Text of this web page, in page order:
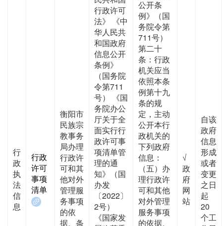
行
政
执
法
信
息
行政
许可
事项
清单
衡阳市
民族宗
教事务
局办理
行政许
可和其
他对外
管理服
务事项
的依
据、条
行政许可
法》 《中
华人民共
和国政府
信息公开
条例》
（国务院
令第711
号） 《国
务院办公
厅关于全
面实行行
政许可事
项清单管
理的通
知》（国
办发
〔2022〕
2号）
《国家发
公开条
例》（国
务院令第
711号）
第二十
条：行政
机关应当
依照本条
例第十九
条的规
定，主动
公开本行
政机关的
下列政府
信息：
（五）办
理行政许
可和其他
对外管理
服务事项
的依据、
√
政
府
网
站
自该
政府
信息
形成
或者
变更
之日
起
20
个工